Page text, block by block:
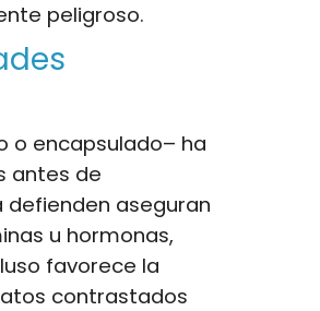
peligroso.
o encapsulado– ha
antes de
aseguran
u hormonas,
favorece la
contrastados